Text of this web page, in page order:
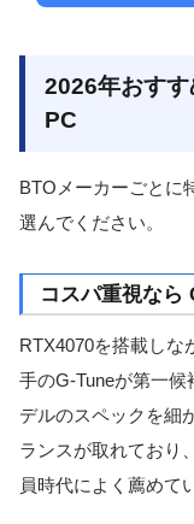
2026年おす
PC
BTOメーカーごとに
選んでください。
コスパ重視なら
RTX4070を搭載しな
手のG-Tuneが第一
デルのスペックを細
ランスが取れており
員時代によく薦めて